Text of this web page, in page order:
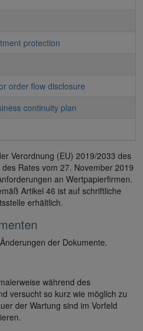
protection
order flow disclosure
continuity plan
Verordnung (EU) 2019/2033 des
Rates vom 27. November 2019
an Wertpapierfirmen.
Artikel 46 ist auf schriftliche
erhältlich.
der Dokumente.
während des
versucht so kurz wie möglich zu
der Wartung sind im Vorfeld